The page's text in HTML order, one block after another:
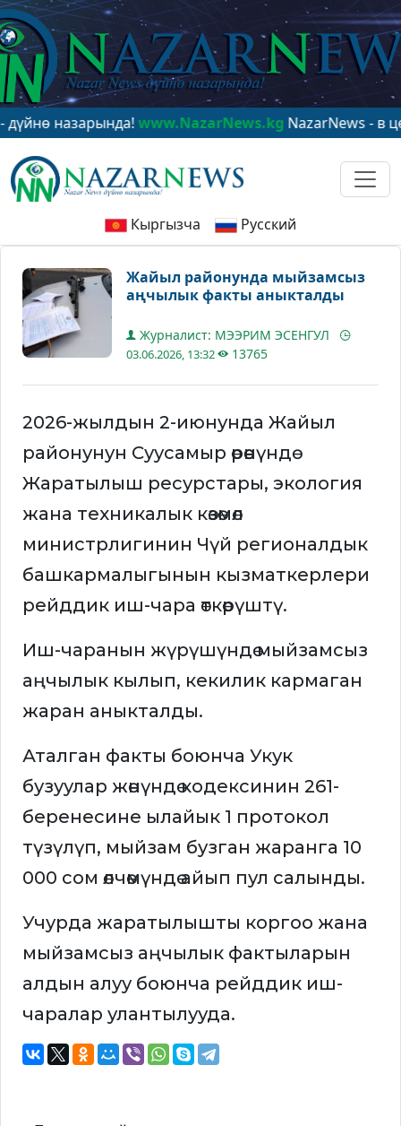
назарында!www.NazarNews.kgNazarNews - в
Кыргызча Русский
Жайыл районунда мыйзамсыз
аңчылык факты аныкталды
Журналист: МЭЭРИМ ЭСЕНГУЛ
03.06.2026, 13:32 13765
2026-жылдын 2-июнунда Жайыл
районунун Суусамыр өрөөнүндө
Жаратылыш ресурстары, экология
жана техникалык көзөмөл
министрлигинин Чүй регионалдык
башкармалыгынын кызматкерлери
рейддик иш-чара өткөрүштү.
Иш-чаранын жүрүшүндө мыйзамсыз
аңчылык кылып, кекилик кармаган
жаран аныкталды.
Аталган факты боюнча Укук
бузуулар жөнүндө кодексинин 261-
беренесине ылайык 1 протокол
түзүлүп, мыйзам бузган жаранга 10
000 сом өлчөмүндө айып пул салынды.
Учурда жаратылышты коргоо жана
мыйзамсыз аңчылык фактыларын
алдын алуу боюнча рейддик иш-
чаралар улантылууда.